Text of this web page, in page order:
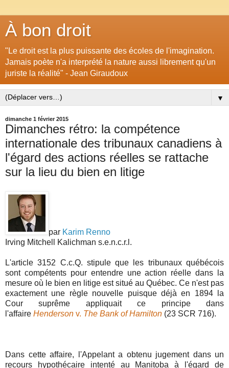
À bon droit
"Le droit est la plus puissante des écoles de l'imagination.
Jamais poète n'a interprété la nature aussi librement qu'un
juriste la réalité" - Jean Giraudoux
▼
dimanche 1 février 2015
Dimanches rétro: la compétence
internationale des tribunaux canadiens à
l'égard des actions réelles se rattache
sur la lieu du bien en litige
par Karim Renno
Irving Mitchell Kalichman s.e.n.c.r.l.
L'article 3152 C.c.Q. stipule que les tribunaux québécois
sont compétents pour entendre une action réelle dans la
mesure où le bien en litige est situé au Québec. Ce n'est pas
exactement une règle nouvelle puisque déjà en 1894 la
Cour suprême appliquait ce principe dans
l'affaire Henderson v. The Bank of Hamilton (23 SCR 716).
Dans cette affaire, l'Appelant a obtenu jugement dans un
recours hypothécaire intenté au Manitoba à l'égard de